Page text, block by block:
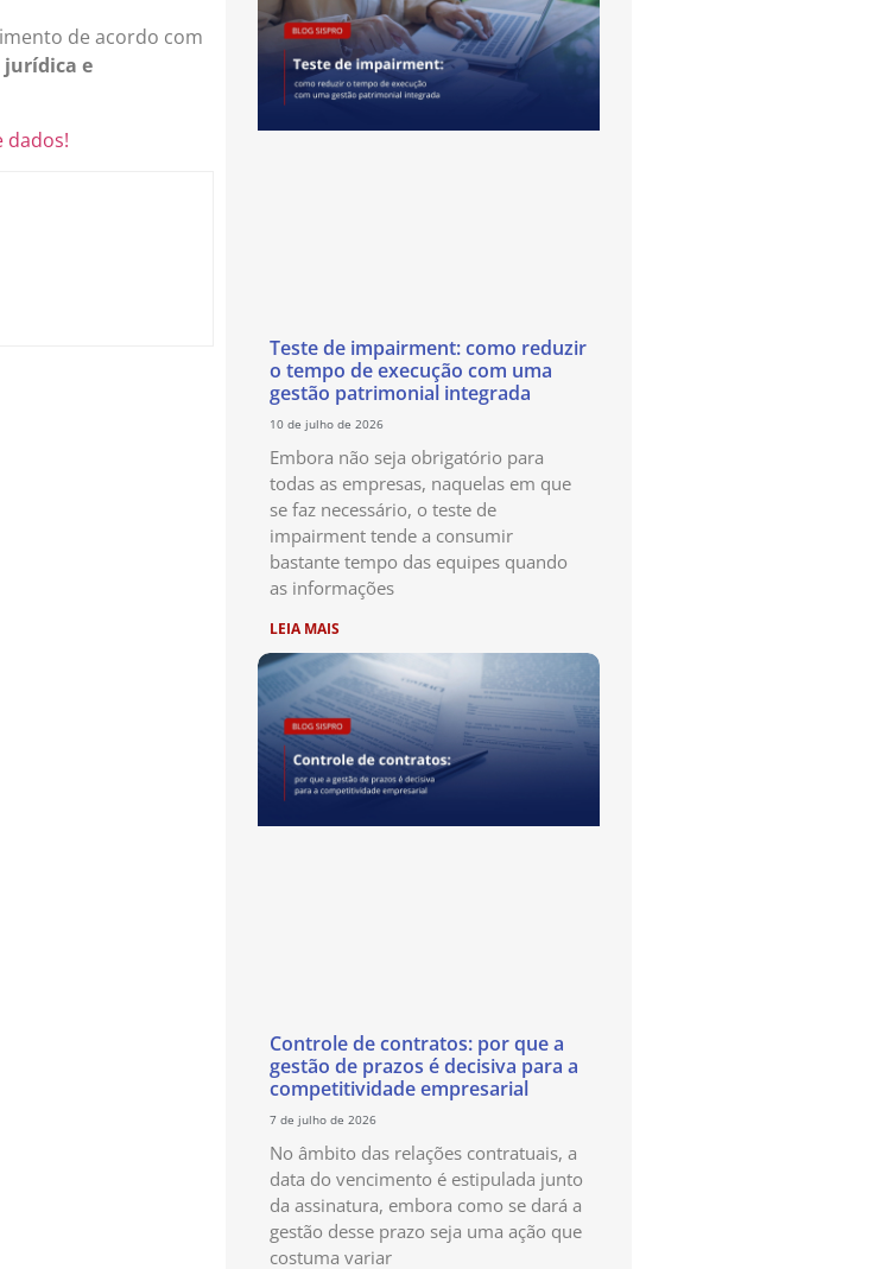
de acordo com
jurídica e
dados!
Teste de impairment: como reduzir
o tempo de execução com uma
gestão patrimonial integrada
10 de julho de 2026
Embora não seja obrigatório para
todas as empresas, naquelas em que
se faz necessário, o teste de
impairment tende a consumir
bastante tempo das equipes quando
as informações
LEIA MAIS
Controle de contratos: por que a
gestão de prazos é decisiva para a
competitividade empresarial
7 de julho de 2026
No âmbito das relações contratuais, a
data do vencimento é estipulada junto
da assinatura, embora como se dará a
gestão desse prazo seja uma ação que
costuma variar